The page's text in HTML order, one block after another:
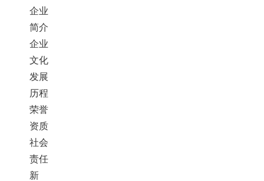
企业
简介
企业
文化
发展
历程
荣誉
资质
社会
责任
新